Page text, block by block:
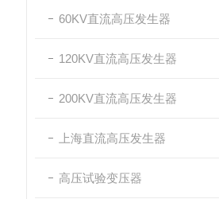
60KV直流高压发生器
120KV直流高压发生器
200KV直流高压发生器
上海直流高压发生器
高压试验变压器